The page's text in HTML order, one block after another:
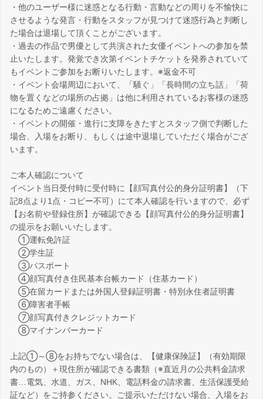
・他のユーザー様に迷惑となる行動・言動などの周りを不愉快に
させるような発言・行動をスタッフが見つけて迷惑行為と判断し
た場合は退場して頂くことがございます。
・過去の作品で男優として共演された女優イベントへの参加を禁
止いたします。発覚でき次第イベントチケットを発券されていて
もイベントご参加をお断りいたします。※返金不可
・イベント会場周辺において、「騒ぐ」「長時間の立ち話」「荷
物を置くなどの場所の占拠」は他に利用されているお客様の迷惑
になるためご遠慮ください。
・イベントの開催・進行に支障をきたすとスタッフ側で判断した
場合、入場をお断り、もしくは途中退場していただく場合がござ
います。
ご本人確認について
イベント当日受付時に受付時に【顔写真付公的身分証明書】（下
記8点より1点・コピー不可）にて本人確認を行いますので、必ず
【お名前や登録住所】が確認できる【顔写真付公的身分証明書】
の提示をお願いいたします。
①運転免許証
②学生証
③パスポート
④顔写真付き住民基本台帳カード（住基カード）
⑤在留カードまたは外国人登録証明書・特別永住者証明書
⑥障害者手帳
⑦顔写真付きクレジットカード
⑧マイナンバーカード
上記①～⑧をお持ちでない場合は、【健康保険証】（有効期限
内のもの）＋現住所が確認できる書類（※直近月の公共料金請求
書…電気、水道、ガス、NHK、電話料金の請求書、生活保護受給
証など）をご持参ください。ご提示いただけない場合、入場をお